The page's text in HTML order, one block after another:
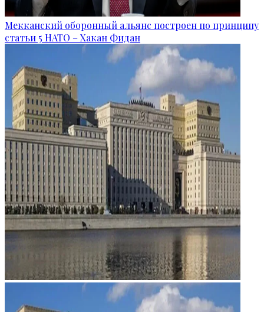
Мекканский оборонный альянс построен по принципу
статьи 5 НАТО – Хакан Фидан